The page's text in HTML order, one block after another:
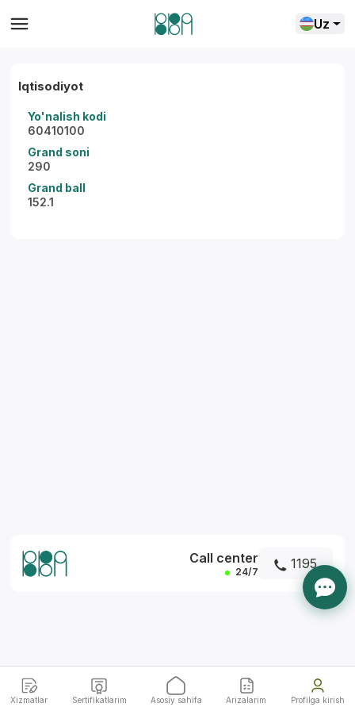
Uz
Iqtisodiyot
Yo'nalish kodi
60410100
Grand soni
290
Grand ball
152.1
Call center
24/7 1195
Xizmatlar Sertifikatlarim Asosiy sahifa Arizalarim Profilga kirish